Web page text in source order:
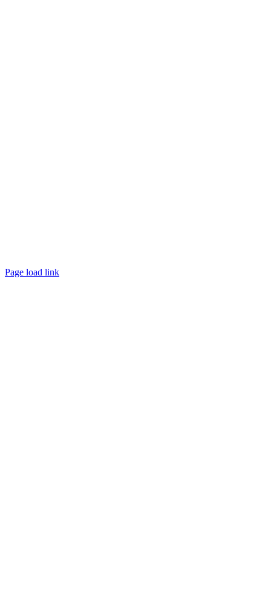
Page load link